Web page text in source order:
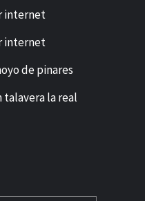
internet
internet
de pinares
talavera la real